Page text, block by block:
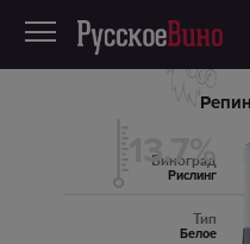
Виноград
Рислинг
13.7%
Тип
Белое